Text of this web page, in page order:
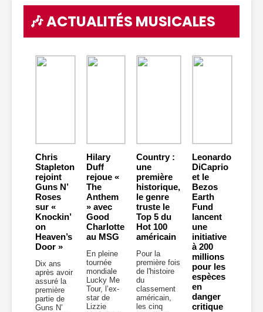
🎶 ACTUALITÉS MUSICALES
Chris
Stapleton
rejoint
Guns N’
Roses
sur «
Knockin’
on
Heaven’s
Door »
Dix ans
après avoir
assuré la
première
partie de
Guns N’
Hilary
Duff
rejoue «
The
Anthem
» avec
Good
Charlotte
au MSG
En pleine
tournée
mondiale
Lucky Me
Tour, l’ex-
star de
Lizzie
Country :
une
première
historique,
le genre
truste le
Top 5 du
Hot 100
américain
Pour la
première fois
de l'histoire
du
classement
américain,
les cinq
Leonardo
DiCaprio
et le
Bezos
Earth
Fund
lancent
une
initiative
à 200
millions
pour les
espèces
en
danger
critique